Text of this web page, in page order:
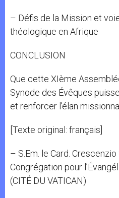
– Défis de la Mission et
théologique en Afrique
CONCLUSION
Que cette XIème
Synode des Évêques
et renforcer l’élan
[Texte original: français]
– S.Em. le Card.
Congrégation pour
(CITÉ DU VATICAN)